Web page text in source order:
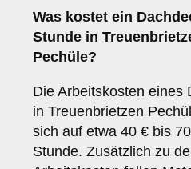
Was kostet ein
Stunde in
Pechüle?
Die Arbeitskosten eines
in Treuenbrietzen
sich auf etwa 40 € bis
Stunde. Zusätzlich zu